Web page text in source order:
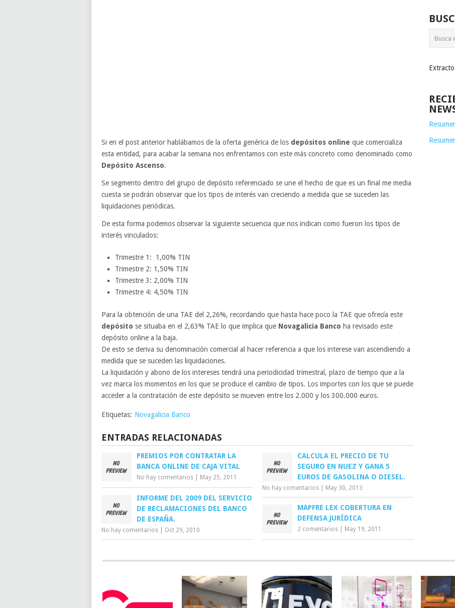
Si en el post anterior hablábamos de la oferta genérica de los depósitos online que comercializa
esta entidad, para acabar la semana nos enfrentamos con este más concreto como denominado como
Depósito Ascenso.
Se segmento dentro del grupo de depósito referenciado se une el hecho de que es un final me media
cuesta se podrán observar que los tipos de interés van creciendo a medida que se suceden las
liquidaciones periódicas.
De esta forma podemos observar la siguiente secuencia que nos indican como fueron los tipos de
interés vinculados:
Trimestre 1: 1,00% TIN
Trimestre 2: 1,50% TIN
Trimestre 3: 2,00% TIN
Trimestre 4: 4,50% TIN
Para la obtención de una TAE del 2,26%, recordando que hasta hace poco la TAE que ofrecía este
depósito se situaba en el 2,63% TAE lo que implica que Novagalicia Banco ha revisado este
depósito online a la baja.
De esto se deriva su denominación comercial al hacer referencia a que los interese van ascendiendo a
medida que se suceden las liquidaciones.
La liquidación y abono de los intereses tendrá una periodicidad trimestral, plazo de tiempo que a la
vez marca los momentos en los que se produce el cambio de tipos. Los importes con los que se puede
acceder a la contratación de este depósito se mueven entre los 2.000 y los 300.000 euros.
Etiquetas: Novagalicia Banco
ENTRADAS RELACIONADAS
PREMIOS POR CONTRATAR LA
BANCA ONLINE DE CAJA VITAL
No hay comentarios May 25, 2011
CALCULA EL PRECIO DE TU
SEGURO EN NUEZ Y GANA 5
EUROS DE GASOLINA O DIESEL.
No hay comentarios May 30, 2013
INFORME DEL 2009 DEL SERVICIO
DE RECLAMACIONES DEL BANCO
DE ESPAÑA.
No hay comentarios Oct 29, 2010
MAPFRE LEX COBERTURA EN
DEFENSA JURÍDICA
2 comentarios May 19, 2011